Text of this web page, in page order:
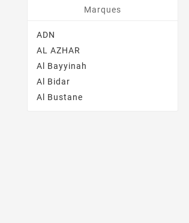
Marques
ADN
AL AZHAR
Al Bayyinah
Al Bidar
Al Bustane